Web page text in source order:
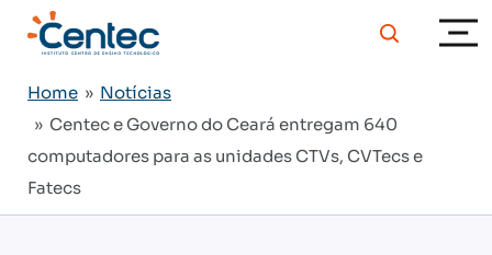
Home » Notícias
» Centec e Governo do Ceará entregam 640
computadores para as unidades CTVs, CVTecs e
Fatecs